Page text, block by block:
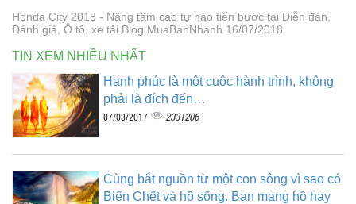
Honda City 2018 - Nâng tầm cao tự hào tiến bước tại Diễn đàn,
Đánh giá, Ô tô, xe tải Blog MuaBanNhanh 16/07/2018
TIN XEM NHIỀU NHẤT
Hạnh phúc là một cuộc hành trình, không
phải là đích đến…
07/03/2017 2331206
Cùng bắt nguồn từ một con sông vì sao có
Biển Chết và hồ sống. Bạn mang hồ hay